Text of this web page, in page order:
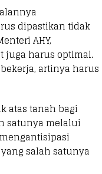
dipastikan tidak
AHY,
juga harus optimal.
artinya harus
atas tanah bagi
satunya melalui
salah satunya